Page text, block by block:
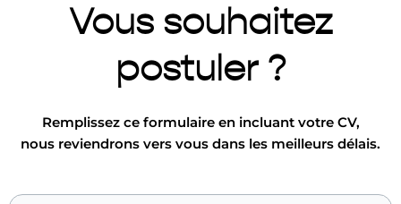
Vous souhaitez
postuler ?
Remplissez ce formulaire en incluant votre CV,
nous reviendrons vers vous dans les meilleurs délais.